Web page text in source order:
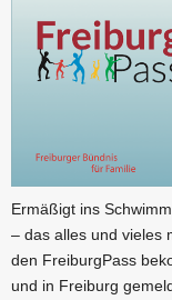
Ermäßigt ins
– das alles und vieles
den FreiburgPass
und in Freiburg